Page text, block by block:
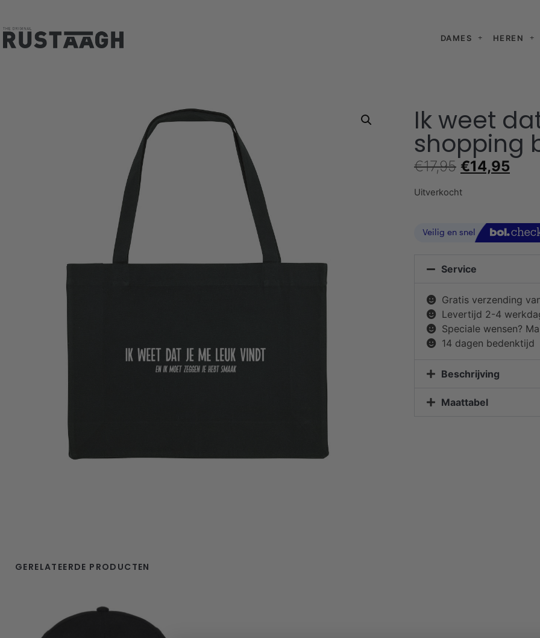
DAMES HEREN
Ik weet
shopping
€17,95 €14,95
Uitverkocht
Service
Gratis verzending
Levertijd 2-4
Speciale wensen?
14 dagen bedenktijd
Beschrijving
Maattabel
GERELATEERDE PRODUCTEN